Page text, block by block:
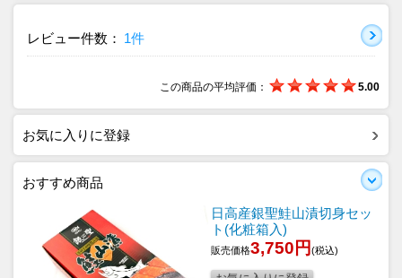
レビュー件数： 1件
この商品の平均評価： 5.00
お気に入りに登録
おすすめ商品
日高産銀聖鮭山漬切身セッ
ト(化粧箱入)
販売価格3,750円(税込)